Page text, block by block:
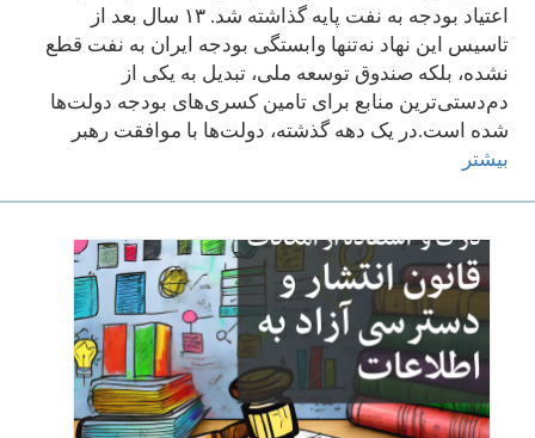
اعتیاد بودجه به نفت پایه گذاشته شد. ۱۳ سال بعد از
تاسیس این نهاد نه‌تنها وابستگی بودجه ایران به نفت قطع
نشده، بلکه صندوق توسعه ملی، تبدیل به یکی از
دم‌دستی‌ترین منابع برای تامین کسری‌های بودجه دولت‌ها
شده است.در یک دهه گذشته، دولت‌ها با موافقت رهبر
بیشتر